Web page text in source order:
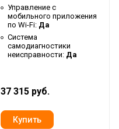
Доп.опция
18.5
Белый
Управление c
мобильного приложения
по Wi-Fi: Да
Система
самодиагностики
неисправности: Да
37 315 руб.